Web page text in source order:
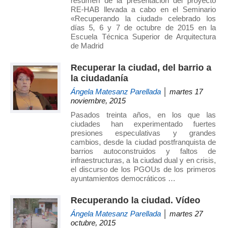
RE-HAB llevada a cabo en el Seminario
«Recuperando la ciudad» celebrado los
días 5, 6 y 7 de octubre de 2015 en la
Escuela Técnica Superior de Arquitectura
de Madrid
Recuperar la ciudad, del barrio a
la ciudadanía
Ángela Matesanz Parellada │ martes 17
noviembre, 2015
Pasados treinta años, en los que las
ciudades han experimentado fuertes
presiones especulativas y grandes
cambios, desde la ciudad postfranquista de
barrios autoconstruidos y faltos de
infraestructuras, a la ciudad dual y en crisis,
el discurso de los PGOUs de los primeros
ayuntamientos democráticos …
Recuperando la ciudad. Vídeo
Ángela Matesanz Parellada │ martes 27
octubre, 2015